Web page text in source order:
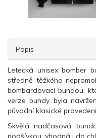
Popis
Letecká unisex bomber
středně těžkého
bombardovací bundou,
verze bundy byla
původní klasické
Skvělá nadčasová
podšívkou, vhodná i do